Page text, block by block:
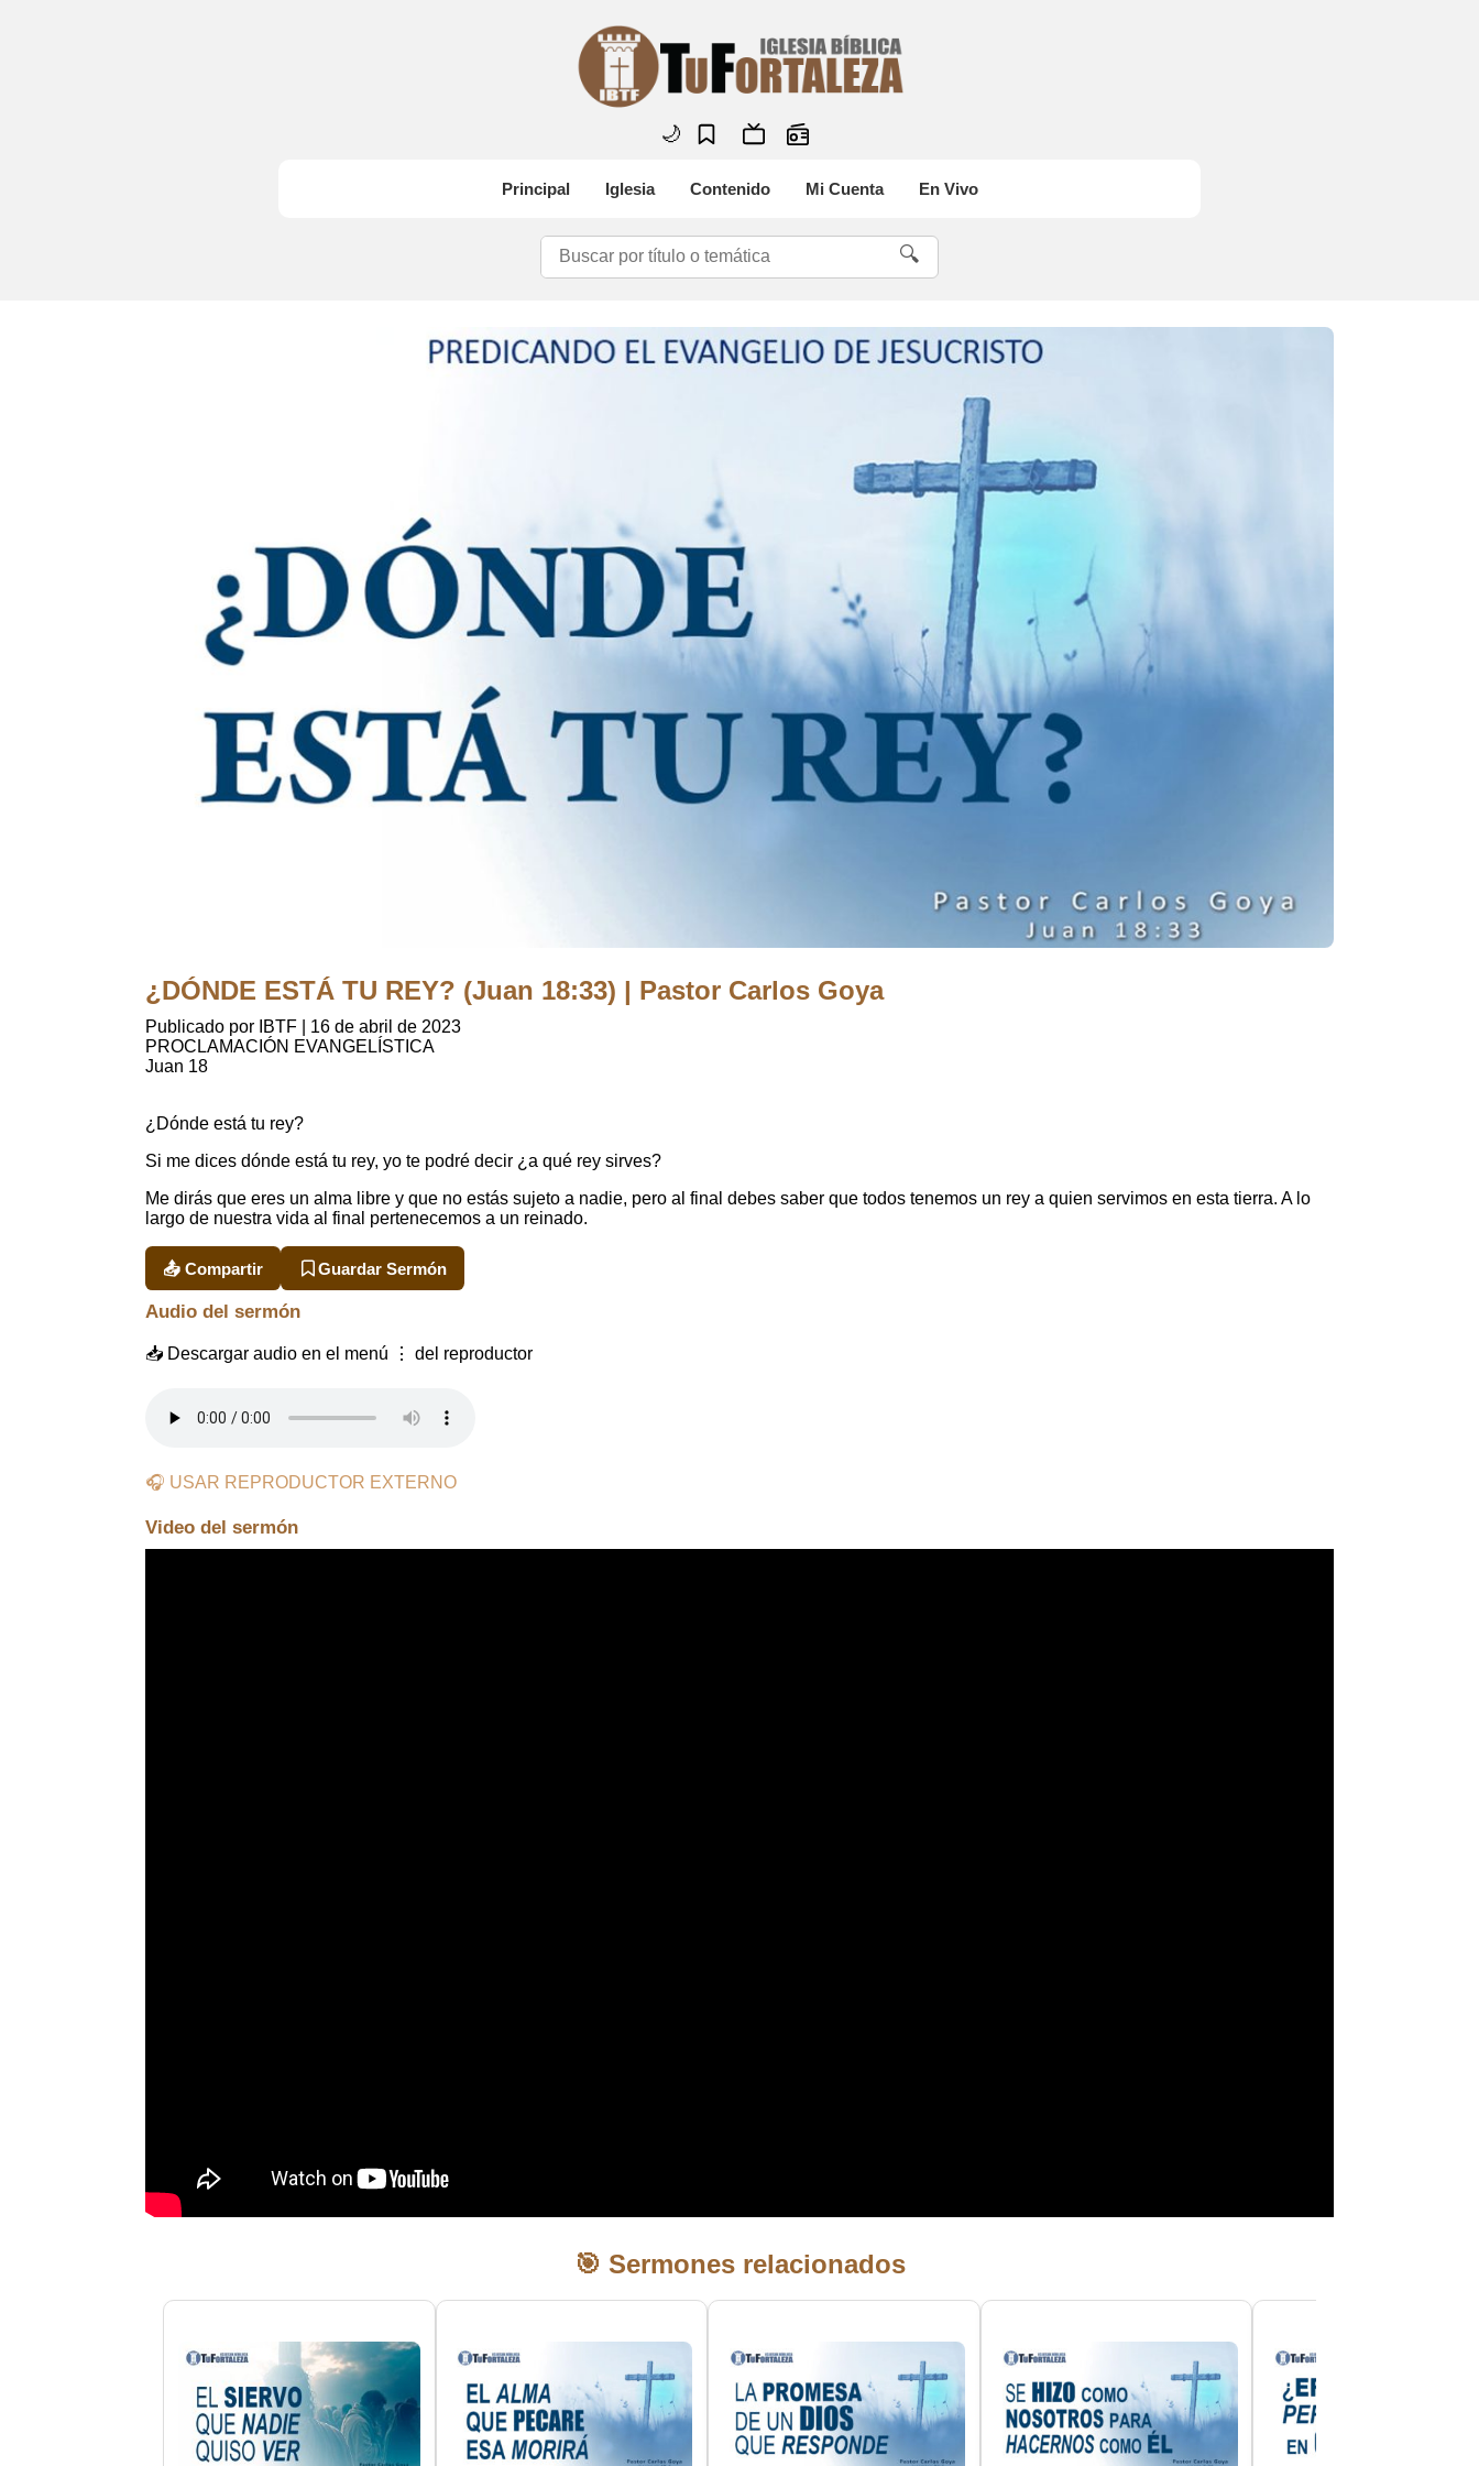
🌙
Principal Iglesia Contenido Mi Cuenta En Vivo
🔍
¿DÓNDE ESTÁ TU REY? (Juan 18:33) | Pastor Carlos Goya
Publicado por IBTF
16 de abril de 2023
PROCLAMACIÓN EVANGELÍSTICA
Juan 18
¿Dónde está tu rey?
Si me dices dónde está tu rey, yo te podré decir ¿a qué rey sirves?
Me dirás que eres un alma libre y que no estás sujeto a nadie, pero al final debes saber que todos tenemos un rey a quien servimos en esta tierra. A lo
largo de nuestra vida al final pertenecemos a un reinado.
📤 Compartir Guardar Sermón
Audio del sermón
📥 Descargar audio en el menú ⋮ del reproductor
🎧 USAR REPRODUCTOR EXTERNO
Video del sermón
🎯 Sermones relacionados